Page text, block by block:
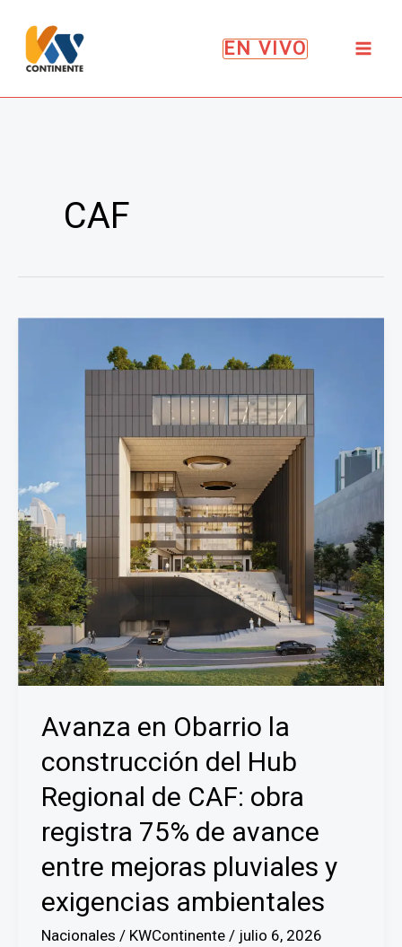
contenido
EN VIVO
CAF
Avanza en Obarrio la
construcción del Hub
Regional de CAF: obra
registra 75% de avance
entre mejoras pluviales y
exigencias ambientales
Nacionales / KWContinente / julio 6, 2026